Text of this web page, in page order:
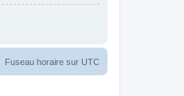
Fuseau horaire sur UTC